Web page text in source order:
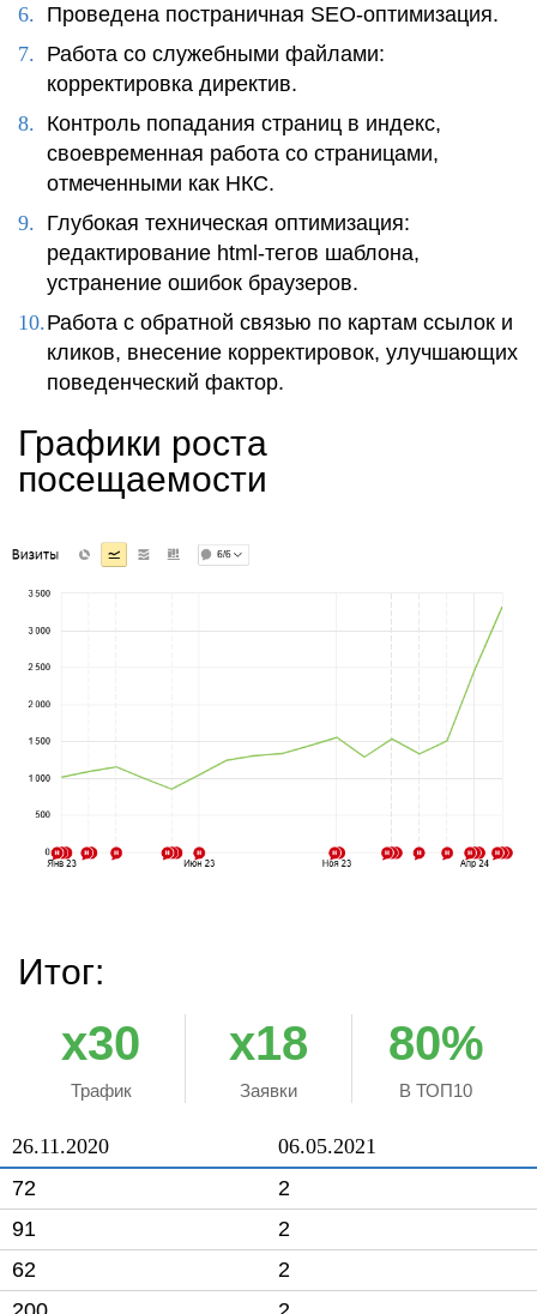
Проведена постраничная SEO-оптимизация.
Работа со служебными файлами:
корректировка директив.
Контроль попадания страниц в индекс,
своевременная работа со страницами,
отмеченными как НКС.
Глубокая техническая оптимизация:
редактирование html-тегов шаблона,
устранение ошибок браузеров.
Работа с обратной связью по картам ссылок и
кликов, внесение корректировок, улучшающих
поведенческий фактор.
Графики роста
посещаемости
Итог:
x30
Трафик
x18
Заявки
80%
В ТОП10
26.11.2020
06.05.2021
72
2
91
2
62
2